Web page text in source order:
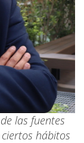
las fuentes
hábitos